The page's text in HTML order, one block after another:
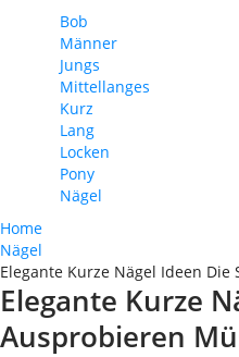
Bob
Männer
Jungs
Mittellanges
Kurz
Lang
Locken
Pony
Nägel
Home
Nägel
Elegante Kurze Nägel Ideen
Elegante Kurze
Ausprobieren